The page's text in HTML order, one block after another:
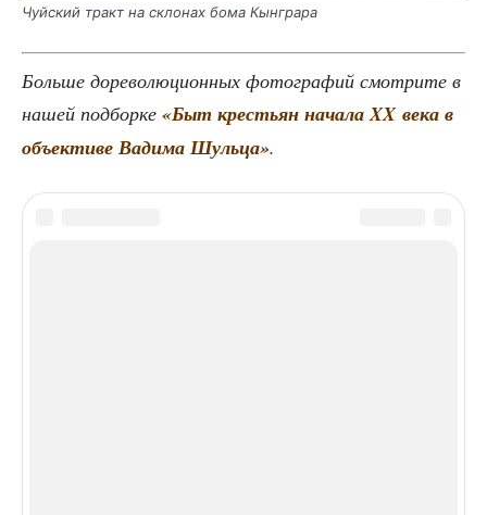
Чуй­ский тракт на скло­нах бома Кынграра
Боль­ше доре­во­лю­ци­он­ных фото­гра­фий смот­ри­те в
нашей под­бор­ке «Быт кре­стьян нача­ла XX века в
объ­ек­ти­ве Вади­ма Шуль­ца».